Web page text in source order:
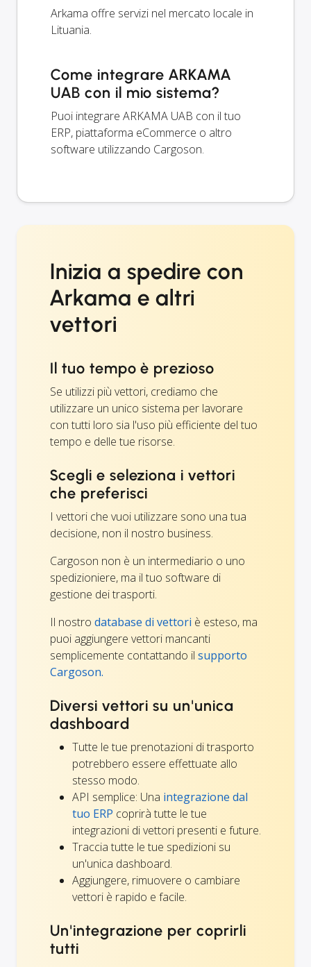
Arkama offre servizi nel mercato locale in
Lituania.
Come integrare ARKAMA
UAB con il mio sistema?
Puoi integrare ARKAMA UAB con il tuo
ERP, piattaforma eCommerce o altro
software utilizzando Cargoson.
Inizia a spedire con
Arkama e altri
vettori
Il tuo tempo è prezioso
Se utilizzi più vettori, crediamo che
utilizzare un unico sistema per lavorare
con tutti loro sia l'uso più efficiente del tuo
tempo e delle tue risorse.
Scegli e seleziona i vettori
che preferisci
I vettori che vuoi utilizzare sono una tua
decisione, non il nostro business.
Cargoson non è un intermediario o uno
spedizioniere, ma il tuo software di
gestione dei trasporti.
Il nostro database di vettori è esteso, ma
puoi aggiungere vettori mancanti
semplicemente contattando il supporto
Cargoson.
Diversi vettori su un'unica
dashboard
Tutte le tue prenotazioni di trasporto
potrebbero essere effettuate allo
stesso modo.
API semplice: Una integrazione dal
tuo ERP coprirà tutte le tue
integrazioni di vettori presenti e future.
Traccia tutte le tue spedizioni su
un'unica dashboard.
Aggiungere, rimuovere o cambiare
vettori è rapido e facile.
Un'integrazione per coprirli
tutti